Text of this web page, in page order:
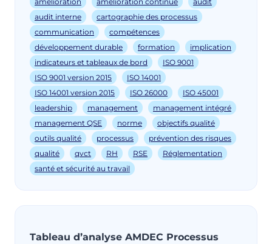
audit interne
cartographie des processus
communication
compétences
développement durable
formation
implication
indicateurs et tableaux de bord
ISO 9001
ISO 9001 version 2015
ISO 14001
ISO 14001 version 2015
ISO 26000
ISO 45001
leadership
management
management intégré
management QSE
norme
objectifs qualité
outils qualité
processus
prévention des risques
qualité
qvct RH RSE
Réglementation
santé et sécurité au travail
Tableau d’analyse AMDEC Processus